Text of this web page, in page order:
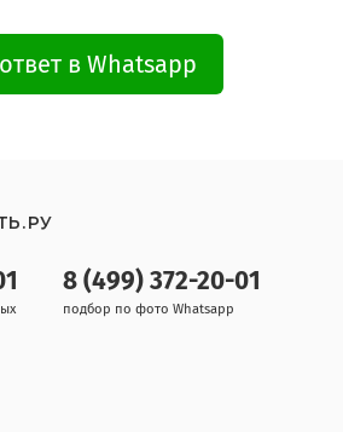
в Whatsapp
8 (499) 372-20-01
подбор по фото Whatsapp